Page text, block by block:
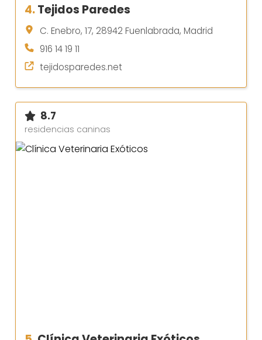
4.Tejidos Paredes
C. Enebro, 17, 28942 Fuenlabrada, Madrid
916 14 19 11
tejidosparedes.net
8.7
residencias caninas